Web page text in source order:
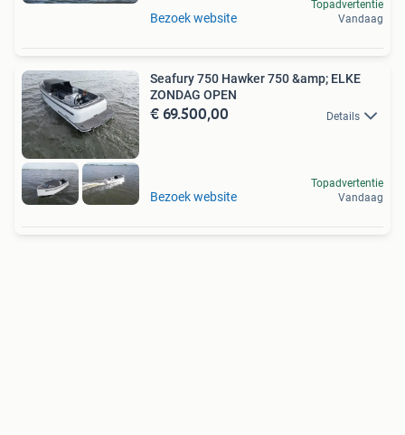
Bezoek website
Topadvertentie
Vandaag
Seafury 750 Hawker 750 &amp; ELKE
ZONDAG OPEN
€ 69.500,00 Details
Bezoek website
Topadvertentie
Vandaag